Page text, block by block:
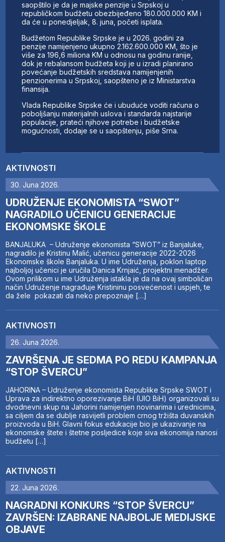
AKTIVNOSTI
30. Juna 2026.
UDRUŽENJE EKONOMISTA “SWOT”
NAGRADILO UČENICU GENERACIJE
EKONOMSKE ŠKOLE
BANJALUKA – Udruženje ekonomista “SWOT” iz Banjaluke,
nagradilo je Kristinu Malić, učenicu generacije 2022-2026
Ekonomske škole Banjaluka. U ime Udruženja, poklon laptop
najboljoj učenici je uručila Danica Krnjaić, projektni menadžer.
Ovom prilikom u ime Udruženja istakla je da na ovaj simboličan
način Udruženje nagrađuje Kristininu posvećenost i uspjeh, te
da žele pokazati da neko prepoznaje […]
AKTIVNOSTI
26. Juna 2026.
ZAVRŠENA JE SEDMA PO REDU KAMPANJA
“STOP ŠVERCU”
JAHORINA – Udruženje ekonomista Republike Srpske SWOT i
Uprava za indirektno oporezivanje BiH (UIO BiH) organizovali su
dvodnevni skup na Jahorini namijenjen novinarima i urednicima,
sa ciljem da se dublje rasvijetli problem crnog tržišta duvanskih
proizvoda u BiH. Glavni fokus edukacije bio je ukazivanje na
ekonomske štete i štetne posljedice koje siva ekonomija nanosi
budžetu […]
AKTIVNOSTI
22. Juna 2026.
NAGRADNI KONKURS “STOP ŠVERCU”
ZAVRŠEN: IZABRANE NAJBOLJE MEDIJSKE
OBJAVE
saopštilo je da je majske penzije u Srpskoj u
republičkom budžetu obezbijeđeno 180.000.000 KM i
da će u ponedjeljak, 8. juna, početi isplata.
Budžetom Republike Srpske je u 2026. godini za
penzije namijenjeno ukupno 2.162.600.000 KM, što je
više za 196,6 miliona KM u odnosu na godinu ranije,
dok je rebalansom budžeta koji je u izradi planirano
povećanje budžetskih sredstava namijenjenih
penzionerima u Srpskoj, saopšteno je iz Ministarstva
finansija.
Vlada Republike Srpske će i ubuduće voditi računa o
poboljšanju materijalnih uslova i standarda najstarije
populacije, prateći njihove potrebe i budžetske
mogućnosti, dodaje se u saopštenju, piše Srna.